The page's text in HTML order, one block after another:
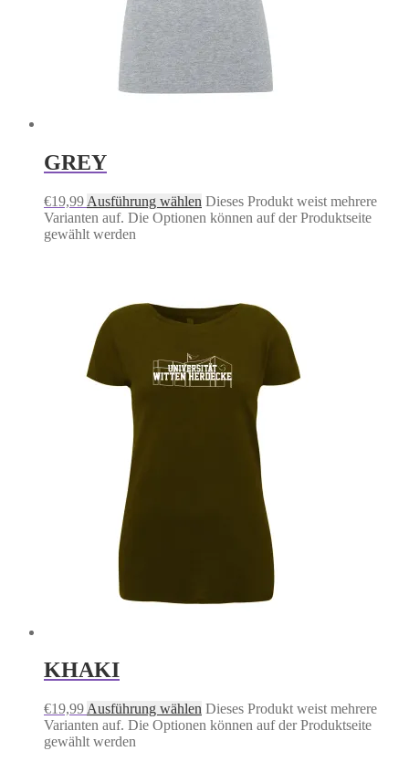
GREY
€19,99 Ausführung wählen Dieses Produkt weist mehrere
Varianten auf. Die Optionen können auf der Produktseite
gewählt werden
KHAKI
€19,99 Ausführung wählen Dieses Produkt weist mehrere
Varianten auf. Die Optionen können auf der Produktseite
gewählt werden